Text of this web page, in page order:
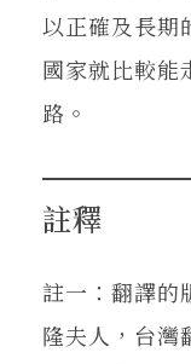
以正確及長期
國家就比較能
路。
註釋
註一：翻譯的
隆夫人，台灣